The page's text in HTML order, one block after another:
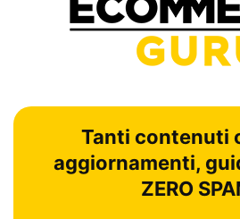
Tanti contenuti
aggiornamenti,
ZERO